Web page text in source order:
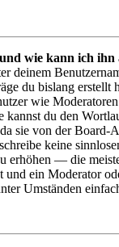
wie kann ich ihn
deinem
du bislang erstellt
wie
kannst du den
sie von der Board-
keine
erhöhen — die
und ein Moderator
Umständen